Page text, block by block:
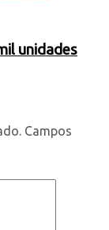
unidades
Campos